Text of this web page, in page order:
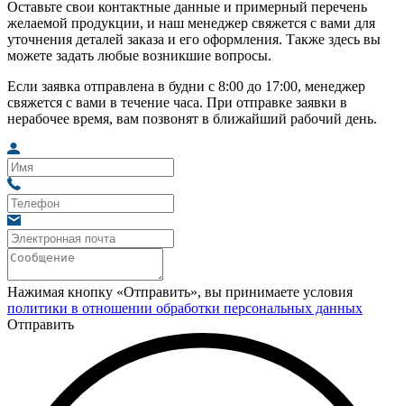
Оставьте свои контактные данные и примерный перечень
желаемой продукции, и наш менеджер свяжется с вами для
уточнения деталей заказа и его оформления. Также здесь вы
можете задать любые возникшие вопросы.
Если заявка отправлена в будни с 8:00 до 17:00, менеджер
свяжется с вами в течение часа. При отправке заявки в
нерабочее время, вам позвонят в ближайший рабочий день.
Нажимая кнопку «Отправить», вы принимаете условия
политики в отношении обработки персональных данных
Отправить